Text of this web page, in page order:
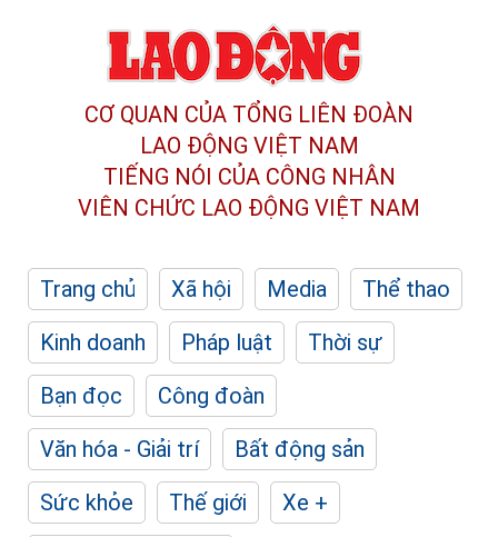
CƠ QUAN CỦA TỔNG LIÊN ĐOÀN
LAO ĐỘNG VIỆT NAM
TIẾNG NÓI CỦA CÔNG NHÂN
VIÊN CHỨC LAO ĐỘNG VIỆT NAM
Trang chủ Xã hội Media
Thể thao
Kinh doanh
Pháp luật
Thời sự
Bạn đọc
Công đoàn
Văn hóa - Giải trí
Bất động sản
Sức khỏe
Thế giới
Xe +